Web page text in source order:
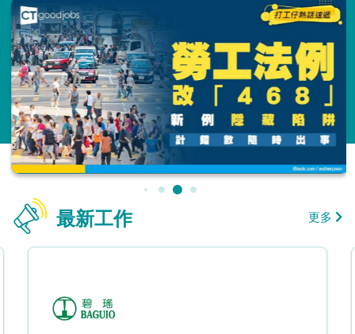
最新工作 更多